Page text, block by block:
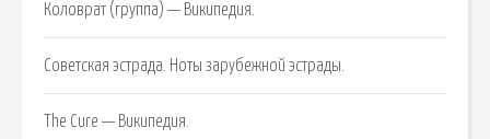
Коловрат (группа) — Википедия.
Советская эстрада. Ноты зарубежной эстрады.
The Cure — Википедия.